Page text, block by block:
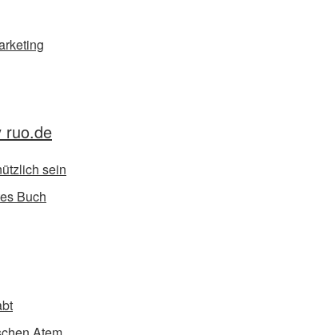
ruo.de
sein
Buch